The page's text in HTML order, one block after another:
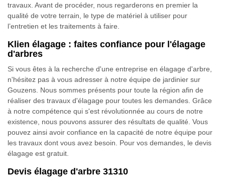
travaux. Avant de procéder, nous regarderons en premier la
qualité de votre terrain, le type de matériel à utiliser pour
l’entretien et les traitements à faire.
Klien élagage : faites confiance pour l'élagage
d'arbres
Si vous êtes à la recherche d'une entreprise en élagage d'arbre,
n'hésitez pas à vous adresser à notre équipe de jardinier sur
Gouzens. Nous sommes présents pour toute la région afin de
réaliser des travaux d'élagage pour toutes les demandes. Grâce
à notre compétence qui s'est révolutionnée au cours de notre
existence, nous pouvons assurer des résultats de qualité. Vous
pouvez ainsi avoir confiance en la capacité de notre équipe pour
les travaux dont vous avez besoin. Pour vos demandes, le devis
élagage est gratuit.
Devis élagage d'arbre 31310